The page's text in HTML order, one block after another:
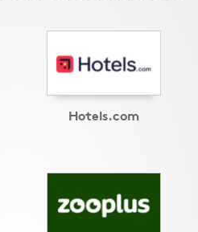
Hotels.com